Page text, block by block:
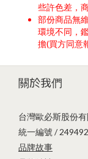
些許色差，
部份商品無
環境不同，
擔(買方同意
關於我們
台灣歐必斯股份
統一編號 /
品牌故事